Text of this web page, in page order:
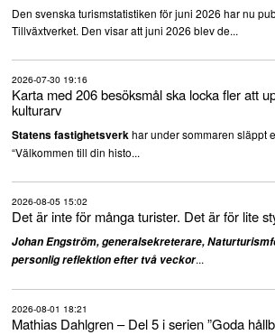
Den svenska turismstatistiken för juni 2026 har nu
Tillväxtverket. Den visar att juni 2026 blev de...
2026-07-30 19:16
Karta med 206 besöksmål ska locka fler att
kulturarv
Statens fastighetsverkhar under sommaren släppt
“Välkommen till din histo...
2026-08-05 15:02
Det är inte för många turister. Det är för lite
Johan Engström, generalsekreterare,
personlig reflektion efter två veckor...
2026-08-01 18:21
Mathias Dahlgren – Del 5 i serien ”Goda